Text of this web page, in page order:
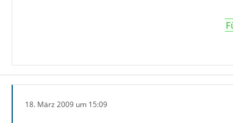
18. März 2009 um 15:09